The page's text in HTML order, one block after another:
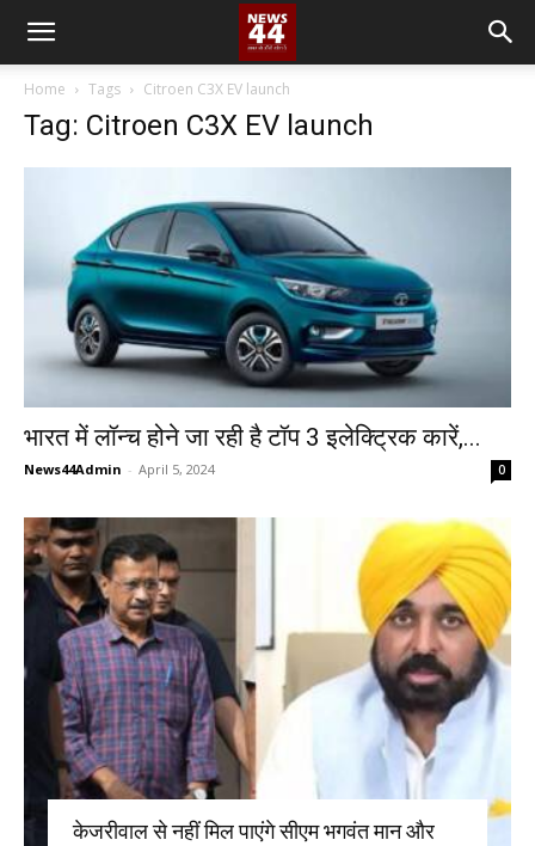
Home Tags Citroen C3X EV launch
Tag: Citroen C3X EV launch
भारत में लॉन्च होने जा रही है टॉप 3 इलेक्ट्रिक कारें,...
News44Admin - April 5, 2024 0
केजरीवाल से नहीं मिल पाएंगे सीएम भगवंत मान और